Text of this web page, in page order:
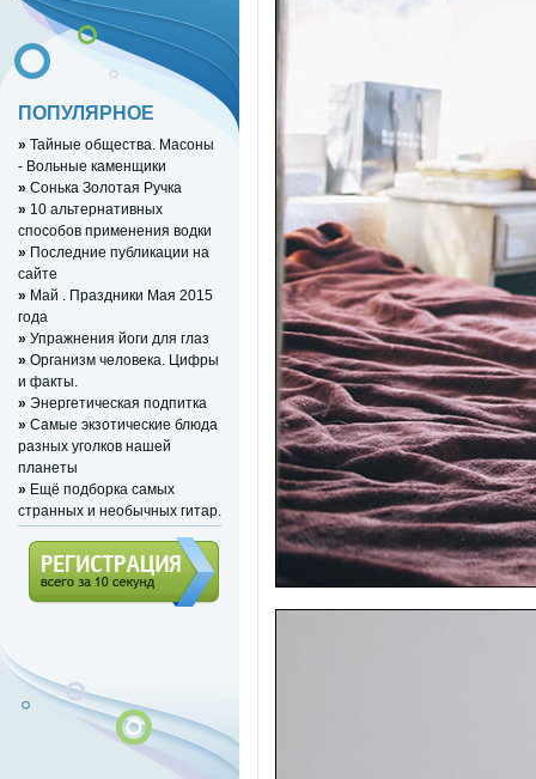
ПОПУЛЯРНОЕ
» Тайные общества. Масоны
- Вольные каменщики
» Сонька Золотая Ручка
» 10 альтернативных
способов применения водки
» Последние публикации на
сайте
» Май . Праздники Мая 2015
года
» Упражнения йоги для глаз
» Организм человека. Цифры
и факты.
» Энергетическая подпитка
» Самые экзотические блюда
разных уголков нашей
планеты
» Ещё подборка самых
странных и необычных гитар.